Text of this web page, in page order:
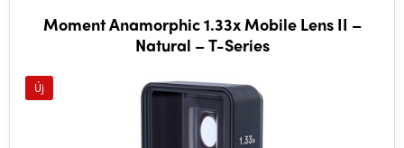
Moment Anamorphic 1.33x Mobile Lens II –
Natural – T-Series
Új